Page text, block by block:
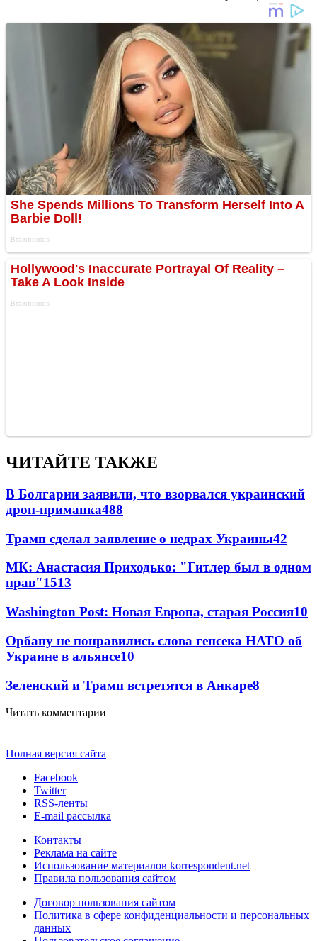
ЧИТАЙТЕ ТАКЖЕ
В Болгарии заявили, что взорвался украинский
дрон-приманка488
Трамп сделал заявление о недрах Украины42
МК: Анастасия Приходько: "Гитлер был в одном
прав"1513
Washington Post: Новая Европа, старая Россия10
Орбану не понравились слова генсека НАТО об
Украине в альянсе10
Зеленский и Трамп встретятся в Анкаре8
Читать комментарии
Полная версия сайта
Facebook
Twitter
RSS-ленты
E-mail рассылка
Контакты
Реклама на сайте
Использование материалов korrespondent.net
Правила пользования сайтом
Договор пользования сайтом
Политика в сфере конфиденциальности и персональных
данных